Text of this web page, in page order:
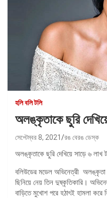
হলি বলি টলি
অলঙ্কৃতাকে ছুরি
সেপ্টেম্বর 8, 2021 রঙ বেরঙ ডেস্ক
অলঙ্কৃতাকে ছুরি দেখিয়ে সাড়ে ৬ লাখ
বলিউডের মডেল অভিনেত্রী অলঙ্কৃতা
ছিনিয়ে নেয় তিন দুষ্কৃতিকারি।
বাড়িতে মুখোশ পরে হঠাৎই হামলা